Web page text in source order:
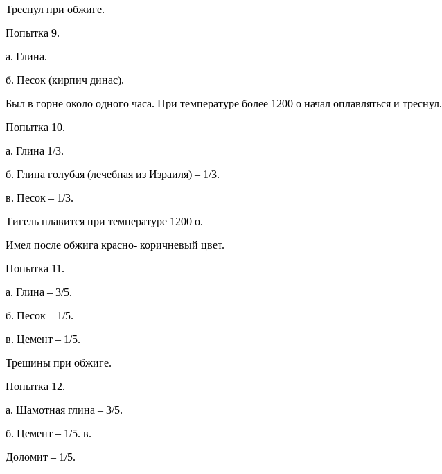
Треснул при обжиге.
Попытка 9.
а. Глина.
б. Песок (кирпич динас).
Был в горне около одного часа. При температуре более 1200 о начал оплавляться и треснул.
Попытка 10.
а. Глина 1/3.
б. Глина голубая (лечебная из Израиля) – 1/3.
в. Песок – 1/3.
Тигель плавится при температуре 1200 о.
Имел после обжига красно- коричневый цвет.
Попытка 11.
а. Глина – 3/5.
б. Песок – 1/5.
в. Цемент – 1/5.
Трещины при обжиге.
Попытка 12.
а. Шамотная глина – 3/5.
б. Цемент – 1/5. в.
Доломит – 1/5.